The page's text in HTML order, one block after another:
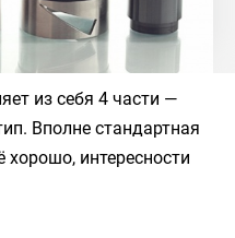
из себя 4 части —
Вполне стандартная
хорошо, интересности